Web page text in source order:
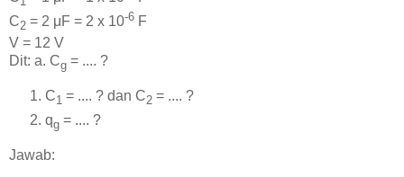
C2 = 2 μF = 2 x 10-6 F
V = 12 V
Dit: a. Cg = .... ?
C1 = .... ? dan C2 = .... ?
qg = .... ?
Jawab: